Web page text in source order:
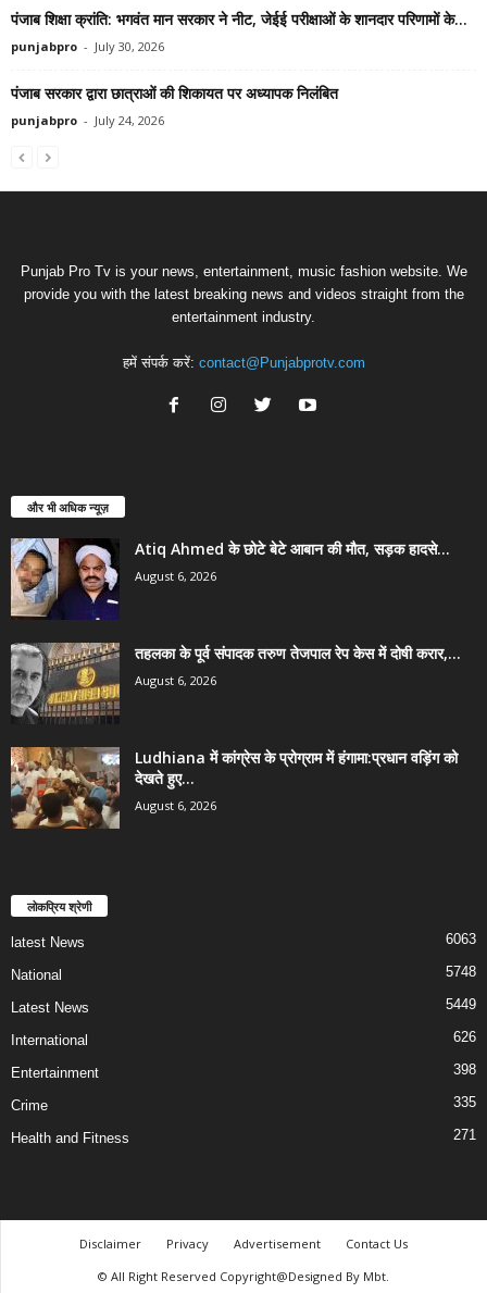
पंजाब शिक्षा क्रांति: भगवंत मान सरकार ने नीट, जेईई परीक्षाओं के शानदार परिणामों के...
punjabpro - July 30, 2026
पंजाब सरकार द्वारा छात्राओं की शिकायत पर अध्यापक निलंबित
punjabpro - July 24, 2026
Punjab Pro Tv is your news, entertainment, music fashion website. We
provide you with the latest breaking news and videos straight from the
entertainment industry.
हमें संपर्क करें: contact@Punjabprotv.com
और भी अधिक न्यूज़
Atiq Ahmed के छोटे बेटे आबान की मौत, सड़क हादसे...
August 6, 2026
तहलका के पूर्व संपादक तरुण तेजपाल रेप केस में दोषी करार,...
August 6, 2026
Ludhiana में कांग्रेस के प्रोग्राम में हंगामा:प्रधान वड़िंग को
देखते हुए...
August 6, 2026
लोकप्रिय श्रेणी
latest News 6063
National 5748
Latest News 5449
International 626
Entertainment 398
Crime 335
Health and Fitness 271
Disclaimer Privacy Advertisement
Contact Us
© All Right Reserved Copyright@Designed By Mbt.